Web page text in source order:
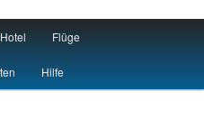
Hotel Flüge
Hilfe